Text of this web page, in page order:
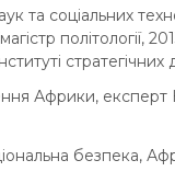
та соціальних
політології,
стратегічних
Африки, експерт
безпека,